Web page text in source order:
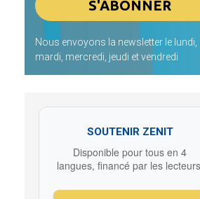
Nous envoyons la newsletter le lundi,
mardi, mercredi, jeudi et vendredi
SOUTENIR ZENIT
Disponible pour tous en 4
langues, financé par les